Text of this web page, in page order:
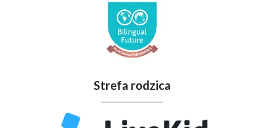
Strefa rodzica